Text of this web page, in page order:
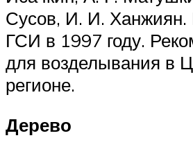
Сусов, И. И. Ханжиян.
ГСИ в 1997 году.
для возделывания в
регионе.
Дерево